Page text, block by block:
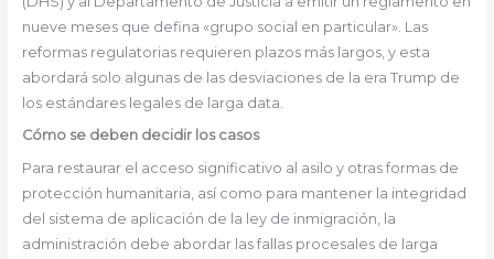
nueve meses que defina «grupo social en particular». Las
reformas regulatorias requieren plazos más largos, y esta
abordará solo algunas de las desviaciones de la era Trump de
los estándares legales de larga data.
Cómo se deben decidir los casos
Para restaurar el acceso significativo al asilo y otras formas de
protección humanitaria, así como para mantener la integridad
del sistema de aplicación de la ley de inmigración, la
administración debe abordar las fallas procesales de larga